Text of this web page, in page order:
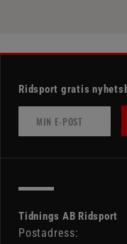
Ridsport gratis
Tidnings AB Ridsport
Postadress: